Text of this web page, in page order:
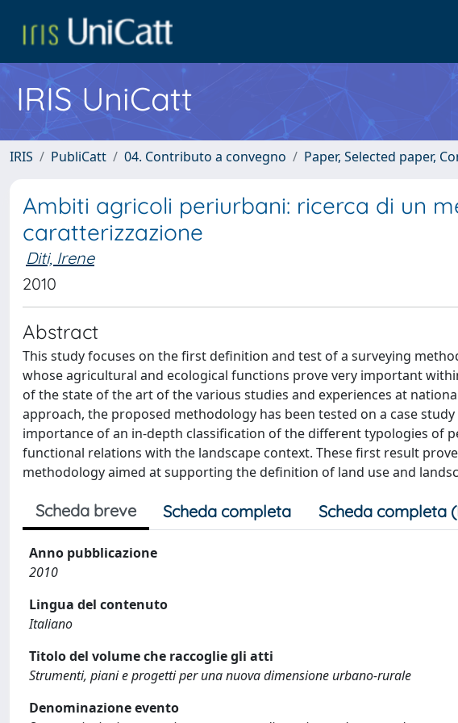
IRIS UniCatt
IRIS PubliCatt 04. Contributo a convegno Paper, Selected paper,
Ambiti agricoli periurbani: ricerca di un
caratterizzazione
Diti, Irene
2010
Abstract
This study focuses on the first definition and test of a surveying
whose agricultural and ecological functions prove very important
of the state of the art of the various studies and experiences at
approach, the proposed methodology has been tested on a case
importance of an in-depth classification of the different typologies of
functional relations with the landscape context. These first result
methodology aimed at supporting the definition of land use and
Scheda breve Scheda completa Scheda completa
Anno pubblicazione
2010
Lingua del contenuto
Italiano
Titolo del volume che raccoglie gli atti
Strumenti, piani e progetti per una nuova dimensione urbano-rurale
Denominazione evento